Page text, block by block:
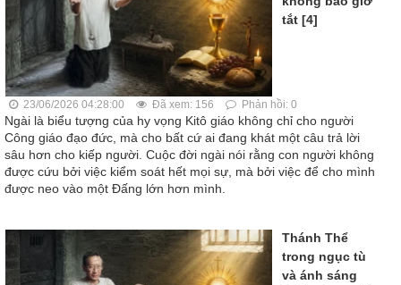
tắt [4]
23/06/2026 04:28:00 Đã xem: 156 Phản hồi: 0
Ngài là biểu tượng của hy vọng Kitô giáo không chỉ cho người
Công giáo đạo đức, mà cho bất cứ ai đang khát một câu trả lời
sâu hơn cho kiếp người. Cuộc đời ngài nói rằng con người không
được cứu bởi việc kiểm soát hết mọi sự, mà bởi việc để cho mình
được neo vào một Đấng lớn hơn mình.
Thánh Thể
trong ngục tù
và ánh sáng